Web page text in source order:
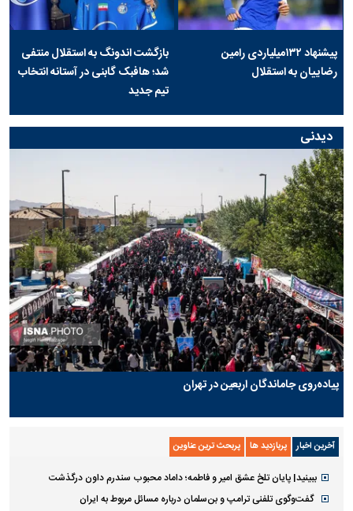
پیشنهاد ۱۳۲میلیاردی رامین
رضاییان به استقلال
بازگشت اندونگ به استقلال منتفی
شد؛ هافبک گابنی در آستانه انتخاب
تیم جدید
دیدنی
پیاده‌روی جاماندگان اربعین در تهران
آخرین اخبار پربازدید ها پربحث ترین عناوین
ببینید| پایان تلخ عشق امیر و فاطمه؛ داماد محبوب سندرم داون درگذشت
گفت‌وگوی تلفنی ترامپ و بن‌سلمان درباره مسائل مربوط به ایران